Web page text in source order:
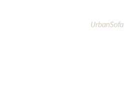
UrbanSofa